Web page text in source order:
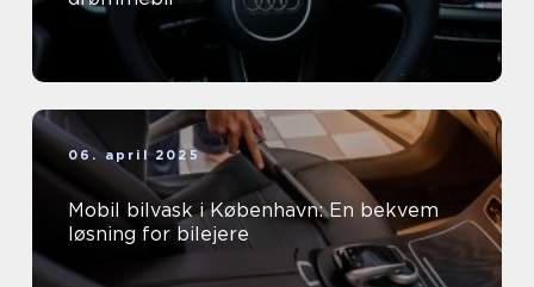
06. april 2025
Mobil bilvask i København: En bekvem
løsning for bilejere